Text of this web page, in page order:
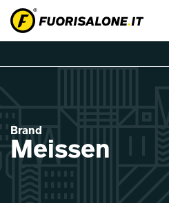
Brand
Meissen